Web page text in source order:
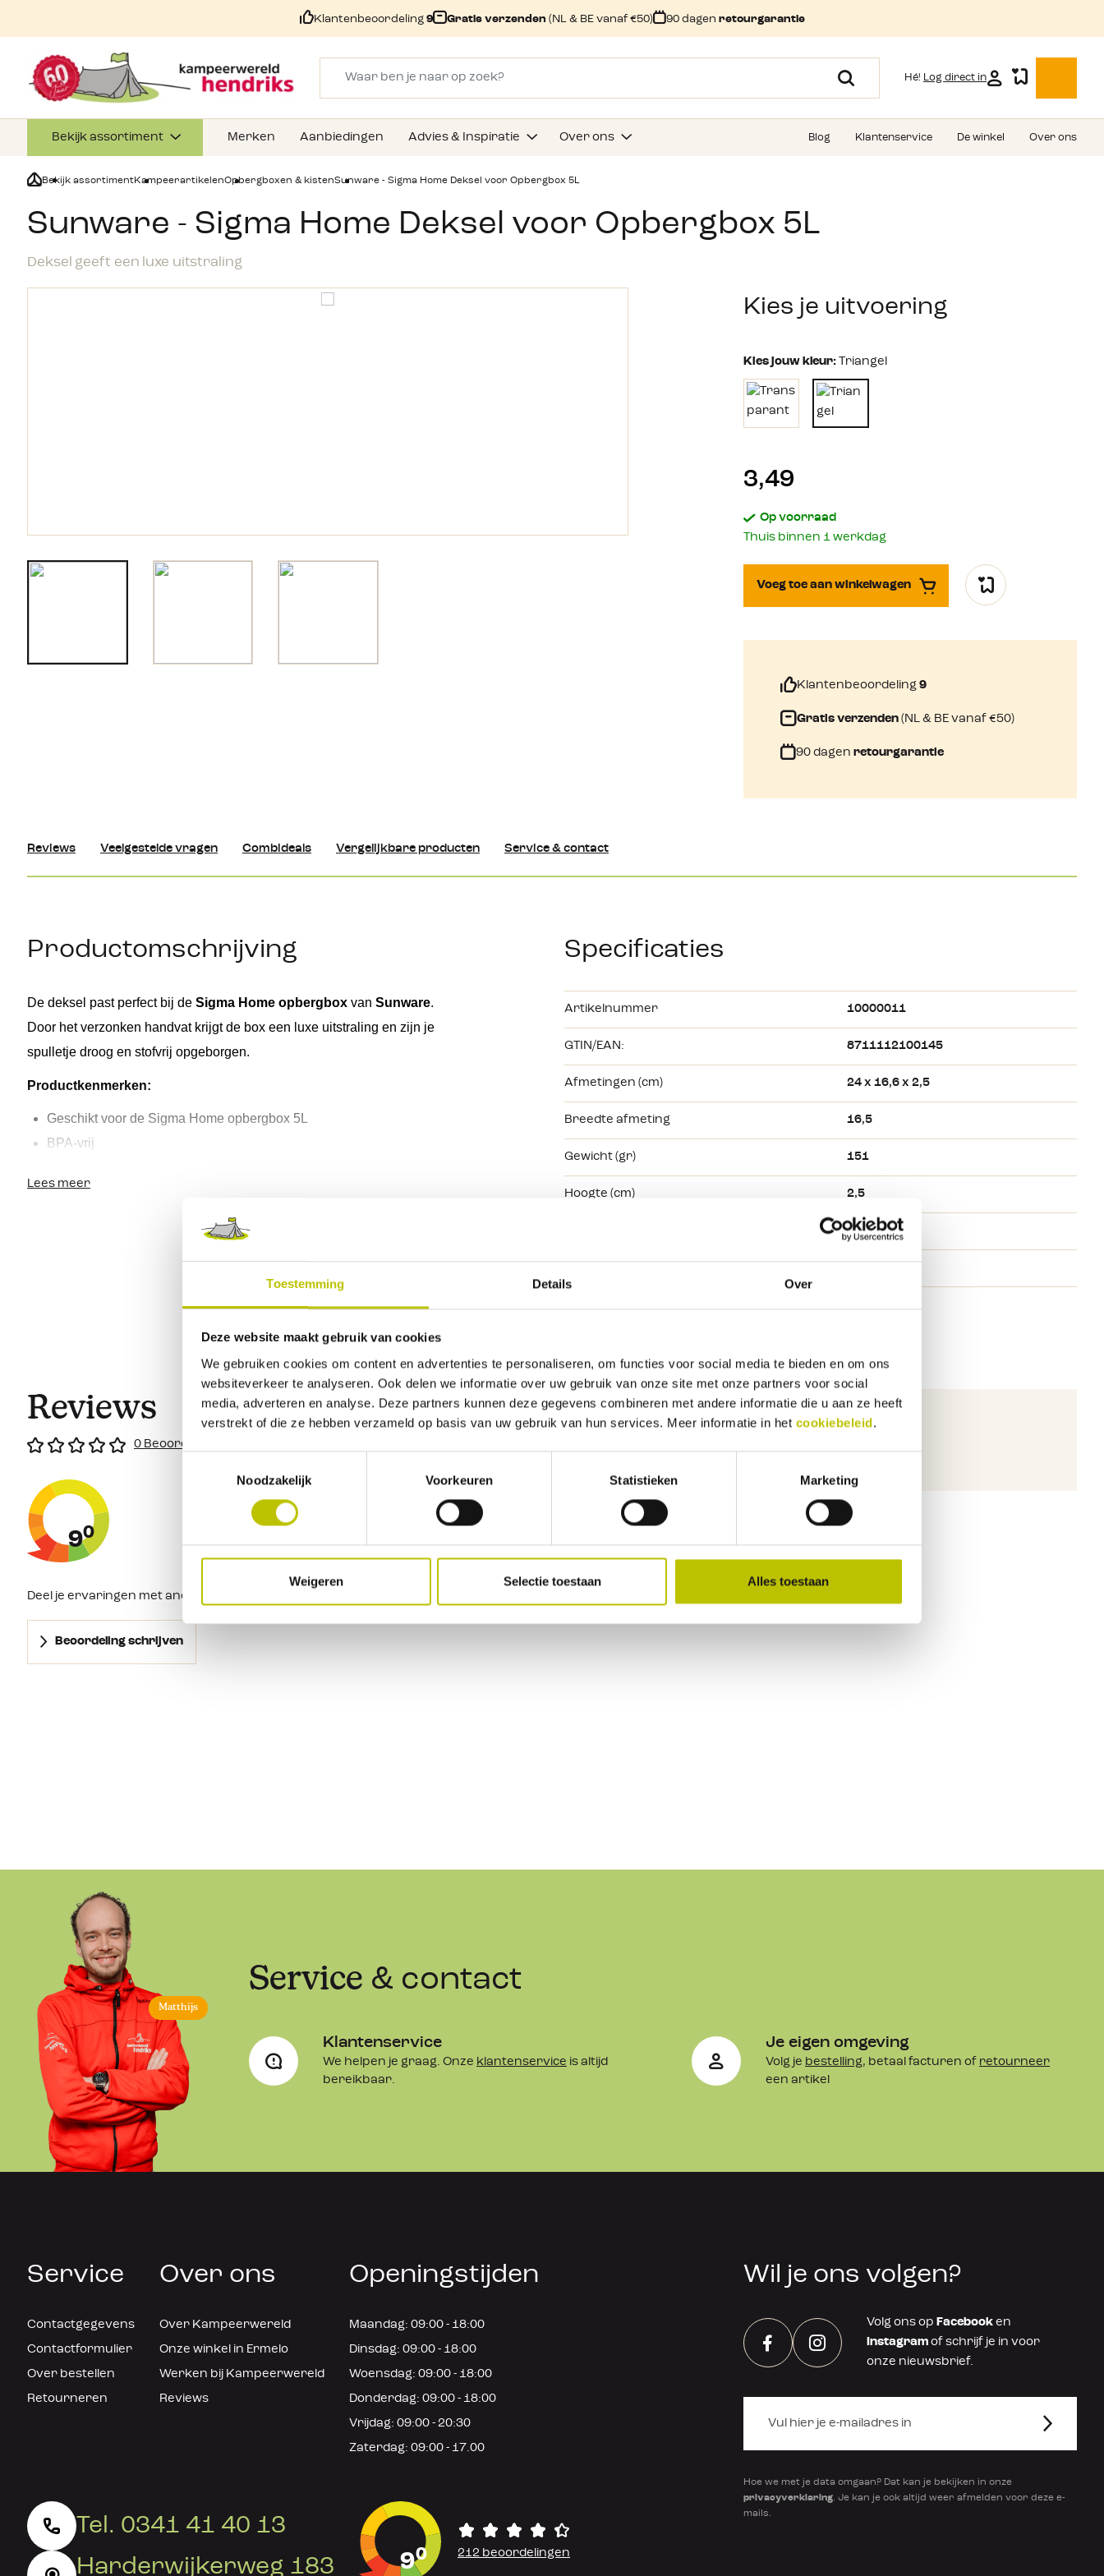
Toestemming Details Over
Deze website maakt gebruik van cookies
We gebruiken cookies om content en advertenties te personaliseren, om functies voor social media te bieden en om ons
websiteverkeer te analyseren. Ook delen we informatie over uw gebruik van onze site met onze partners voor social
media, adverteren en analyse. Deze partners kunnen deze gegevens combineren met andere informatie die u aan ze heeft
verstrekt of die ze hebben verzameld op basis van uw gebruik van hun services. Meer informatie in het cookiebeleid.
Noodzakelijk
Voorkeuren Statistieken Marketing
Weigeren Selectie toestaan Alles toestaan
Klantenbeoordeling 9 Gratis verzenden (NL & BE vanaf €50) 90 dagen retourgarantie
Hé! Log direct in
Bekijk assortiment Merken Aanbiedingen Advies & Inspiratie Over ons Blog Klantenservice De winkel Over ons
Bekijk assortimentKampeerartikelenOpbergboxen & kistenSunware - Sigma Home Deksel voor Opbergbox 5L
Sunware - Sigma Home Deksel voor Opbergbox 5L
Deksel geeft een luxe uitstraling
Kies je uitvoering
Kies jouw kleur: Triangel
3,49
Op voorraad
Thuis binnen 1 werkdag
Voeg toe aan winkelwagen
Klantenbeoordeling 9
Gratis verzenden (NL & BE vanaf €50)
90 dagen retourgarantie
Reviews Veelgestelde vragen Combideals Vergelijkbare producten Service & contact
Productomschrijving
De deksel past perfect bij de Sigma Home opbergbox van Sunware.
Door het verzonken handvat krijgt de box een luxe uitstraling en zijn je
spulletje droog en stofvrij opgeborgen.
Productkenmerken:
Geschikt voor de Sigma Home opbergbox 5L
BPA-vrij
Gemaakt van gerecycled materiaal
Lees meer
Specificaties
Artikelnummer 10000011
GTIN/EAN: 8711112100145
Afmetingen (cm) 24 x 16,6 x 2,5
Breedte afmeting 16,5
Gewicht (gr) 151
Hoogte (cm) 2,5
1
Reviews
0 Beoordeling
90
Deel je ervaringen met andere klanten.
Beoordeling schrijven
Matthijs
Service & contact
Klantenservice
We helpen je graag. Onze klantenservice is altijd
bereikbaar.
Je eigen omgeving
Volg je bestelling, betaal facturen of retourneer
een artikel
Service
Contactgegevens
Contactformulier
Over bestellen
Retourneren
Over ons
Over Kampeerwereld
Onze winkel in Ermelo
Werken bij Kampeerwereld
Reviews
Openingstijden
Maandag: 09:00 - 18:00
Dinsdag: 09:00 - 18:00
Woensdag: 09:00 - 18:00
Donderdag: 09:00 - 18:00
Vrijdag: 09:00 - 20:30
Zaterdag: 09:00 - 17.00
Wil je ons volgen?
FacebookInstagram
Volg ons op Facebook en
Instagram of schrijf je in voor
onze nieuwsbrief.
Hoe we met je data omgaan? Dat kan je bekijken in onze
privacyverklaring. Je kan je ook altijd weer afmelden voor deze e-
mails.
Tel. 0341 41 40 13
Harderwijkerweg 183
90 212 beoordelingen